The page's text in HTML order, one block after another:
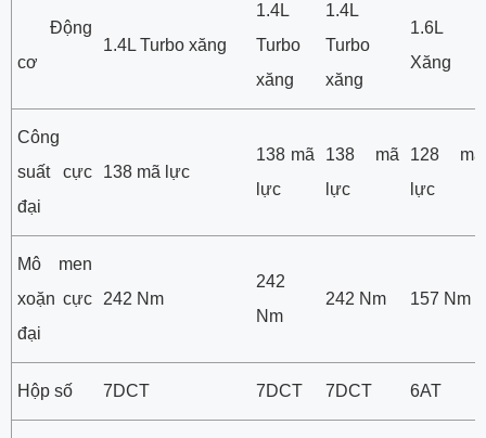
Động
cơ
1.4L Turbo xăng
1.4L
Turbo
xăng
1.4L
Turbo
xăng
1.6L
Xăng
Công
suất cực
đại
138 mã lực
138 mã
lực
138 mã
lực
128 mã
lực
Mô men
xoặn cực
đại
242 Nm
242
Nm
242 Nm 157 Nm
Hộp số 7DCT 7DCT 7DCT 6AT